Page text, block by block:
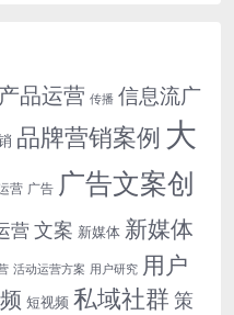
产品运营 传播 信息流广
品牌营销案例 大
营 广告 广告文案创
营文案 新媒体 新媒体
活动运营方案 用户研究 用户
短视频 私域社群 策